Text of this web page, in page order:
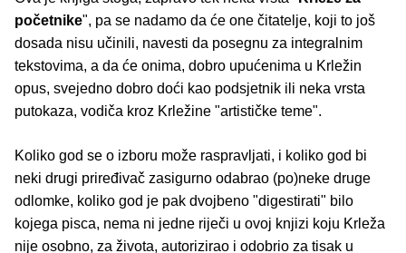
početnike", pa se nadamo da će one čitatelje, koji to još
dosada nisu učinili, navesti da posegnu za integralnim
tekstovima, a da će onima, dobro upućenima u Krležin
opus, svejedno dobro doći kao podsjetnik ili neka vrsta
putokaza, vodiča kroz Krležine "artističke teme".
Koliko god se o izboru može raspravljati, i koliko god bi
neki drugi priređivač zasigurno odabrao (po)neke druge
odlomke, koliko god je pak dvojbeno "digestirati" bilo
kojega pisca, nema ni jedne riječi u ovoj knjizi koju Krleža
nije osobno, za života, autorizirao i odobrio za tisak u